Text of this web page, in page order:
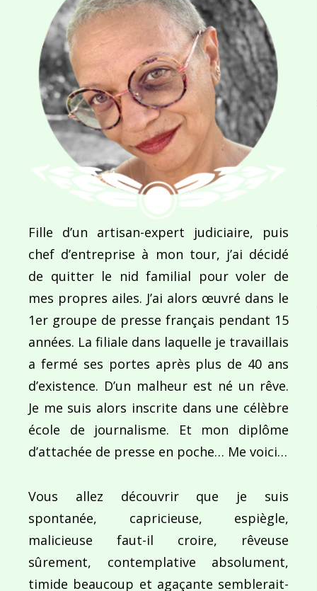
Ce site utilise Akismet pour réduire les
commentaires sont traitées.
Navigation
l’article
PUBLIÉ DANS
Michel Boujenah, le cœur en braille
Fille d’un artisan-expert judiciaire, puis
chef d’entreprise à mon tour, j’ai décidé
de quitter le nid familial pour voler de
mes propres ailes. J’ai alors œuvré dans le
1er groupe de presse français pendant 15
années. La filiale dans laquelle je travaillais
a fermé ses portes après plus de 40 ans
d’existence. D’un malheur est né un rêve.
Je me suis alors inscrite dans une célèbre
école de journalisme. Et mon diplôme
d’attachée de presse en poche… Me voici…
Vous allez découvrir que je suis
spontanée, capricieuse, espiègle,
malicieuse faut-il croire, rêveuse
sûrement, contemplative absolument,
timide beaucoup et agaçante semblerait-